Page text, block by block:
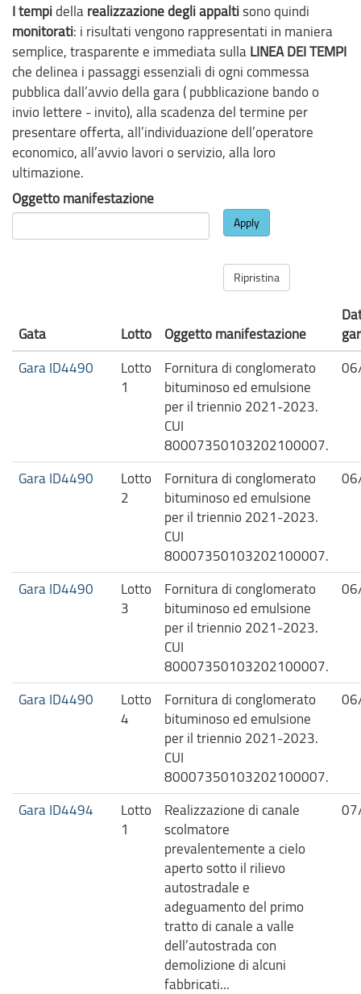
I tempidella realizzazione degli appaltisono quindi
monitorati: i risultati vengono rappresentati in maniera
semplice, trasparente e immediata sulla LINEA DEI TEMPI
che delinea i passaggi essenziali di ogni commessa
pubblica dall’avvio della gara ( pubblicazione bando o
invio lettere - invito), alla scadenza del termine per
presentare offerta, all’individuazione dell’operatore
economico, all’avvio lavori o servizio, alla loro
ultimazione.
Oggetto manifestazione
Apply
Ripristina
Gata Lotto Oggetto manifestazione
Gara ID4490
Lotto
1
Fornitura di conglomerato
bituminoso ed emulsione
per il triennio 2021-2023.
CUI
80007350103202100007.
Gara ID4490
Lotto
2
Fornitura di conglomerato
bituminoso ed emulsione
per il triennio 2021-2023.
CUI
80007350103202100007.
Gara ID4490
Lotto
3
Fornitura di conglomerato
bituminoso ed emulsione
per il triennio 2021-2023.
CUI
80007350103202100007.
Gara ID4490
Lotto
4
Fornitura di conglomerato
bituminoso ed emulsione
per il triennio 2021-2023.
CUI
80007350103202100007.
Gara ID4494
Lotto
1
Realizzazione di canale
scolmatore
prevalentemente a cielo
aperto sotto il rilievo
autostradale e
adeguamento del primo
tratto di canale a valle
dell’autostrada con
demolizione di alcuni
fabbricati...